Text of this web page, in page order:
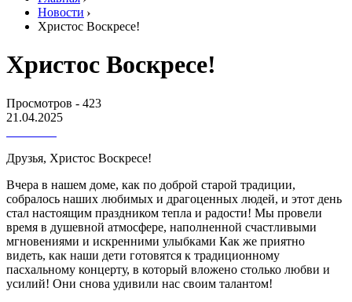
Новости
Христос Воскресе!
Христос Воскресе!
Просмотров - 423
21.04.2025
Друзья, Христос Воскресе!
Вчера в нашем доме, как по доброй старой традиции,
собралось наших любимых и драгоценных людей, и этот день
стал настоящим праздником тепла и радости! Мы провели
время в душевной атмосфере, наполненной счастливыми
мгновениями и искренними улыбками Как же приятно
видеть, как наши дети готовятся к традиционному
пасхальному концерту, в который вложено столько любви и
усилий! Они снова удивили нас своим талантом!